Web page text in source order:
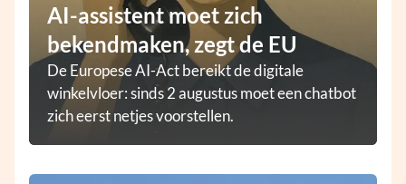
AI-assistent moet zich
bekendmaken, zegt de EU
De Europese AI-Act bereikt de digitale
winkelvloer: sinds 2 augustus moet een chatbot
zich eerst netjes voorstellen.